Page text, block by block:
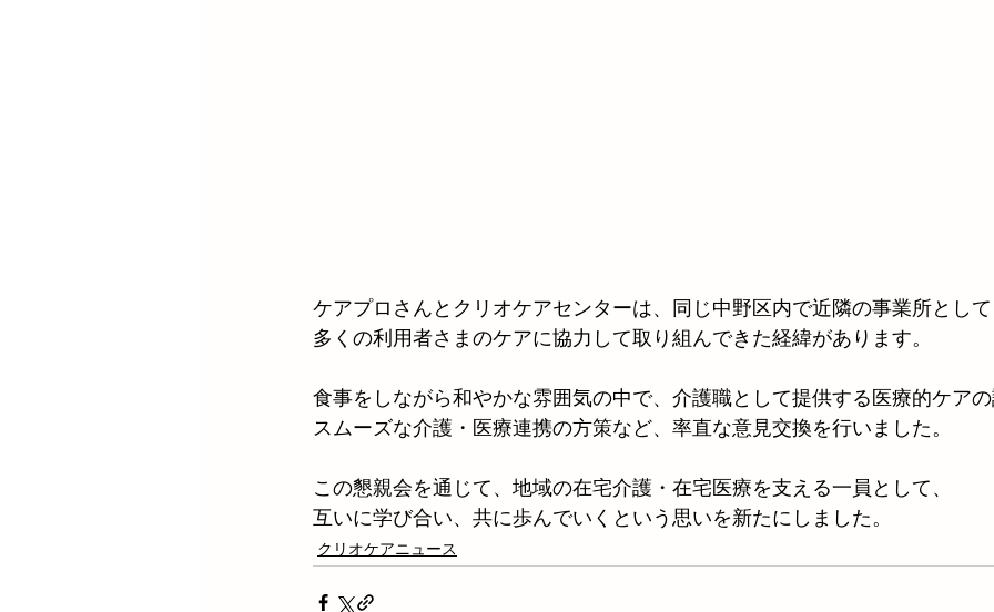
ケアプロさんとクリオケアセンターは、同じ中野区内で近隣の事業所として
多くの利用者さまのケアに協力して取り組んできた経緯があります。
食事をしながら和やかな雰囲気の中で、介護職として提供する医療的ケア
スムーズな介護・医療連携の方策など、率直な意見交換を行いました。
この懇親会を通じて、地域の在宅介護・在宅医療を支える一員として、
互いに学び合い、共に歩んでいくという思いを新たにしました。
クリオケアニュース